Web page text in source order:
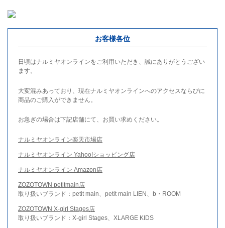
お客様各位
日頃はナルミヤオンラインをご利用いただき、誠にありがとうござい
ます。
大変混みあっており、現在ナルミヤオンラインへのアクセスならびに
商品のご購入ができません。
お急ぎの場合は下記店舗にて、お買い求めください。
ナルミヤオンライン楽天市場店
ナルミヤオンライン Yahoo!ショッピング店
ナルミヤオンライン Amazon店
ZOZOTOWN petitmain店
取り扱いブランド：petit main、petit main LIEN、b・ROOM
ZOZOTOWN X-girl Stages店
取り扱いブランド：X-girl Stages、XLARGE KIDS